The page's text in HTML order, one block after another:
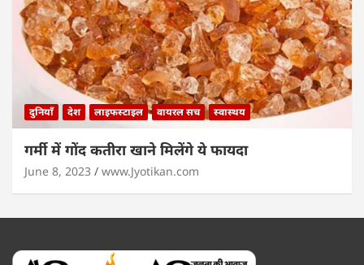
दुनियाँ देश लाइफस्टाइल वायरल सच स्वास्थय
गर्मी में गोंद कतीरा खाने मिलेंगे ये फायदा
June 8, 2023 www.Jyotikan.com